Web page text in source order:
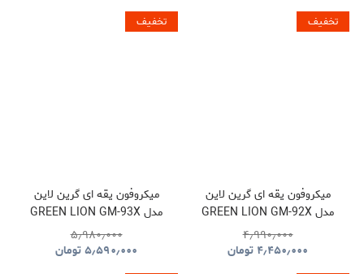
تخفیف
میکروفون یقه ای گرین لاین
مدل GREEN LION GM-92X
GNGM92XWMBK
۴٫۹۹۰٫۰۰۰
۴٫۴۵۰٫۰۰۰ تومان
تخفیف
میکروفون یقه ای گرین لاین
مدل GREEN LION GM-93X
GNGM93XMICBK
۵٫۹۸۰٫۰۰۰
۵٫۵۹۰٫۰۰۰تومان